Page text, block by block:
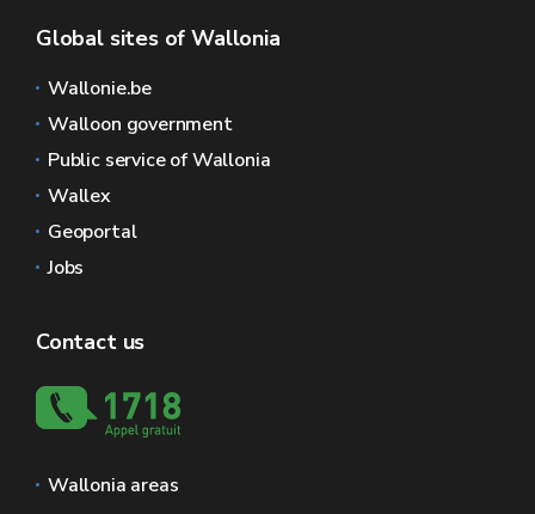
Global sites of Wallonia
Wallonie.be
Walloon government
Public service of Wallonia
Wallex
Geoportal
Jobs
Contact us
Wallonia areas